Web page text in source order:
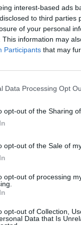
interest-based ads
to third parties
of your personal
This information may
Participants that may
Data Processing Opt
opt-out of the Sharing
opt-out of the Sale of
opt-out of processing
opt-out of Collection,
Data that Is
part entre le rêve
VRAIMENT
des cheveux,
et on laisse
qui poussent
minimum
chevelure à
va à fond et on
nos cheveux !
il est impératif
shampoings doux
la
de pousse
de substances